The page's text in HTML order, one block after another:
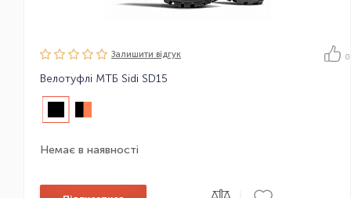
Залишити вiдгук 0
Велотуфлі МТБ Sidi SD15
Немає в наявності